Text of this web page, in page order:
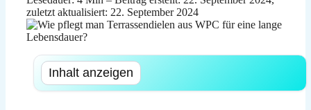
zuletzt aktualisiert: 22. September 2024
Inhalt anzeigen